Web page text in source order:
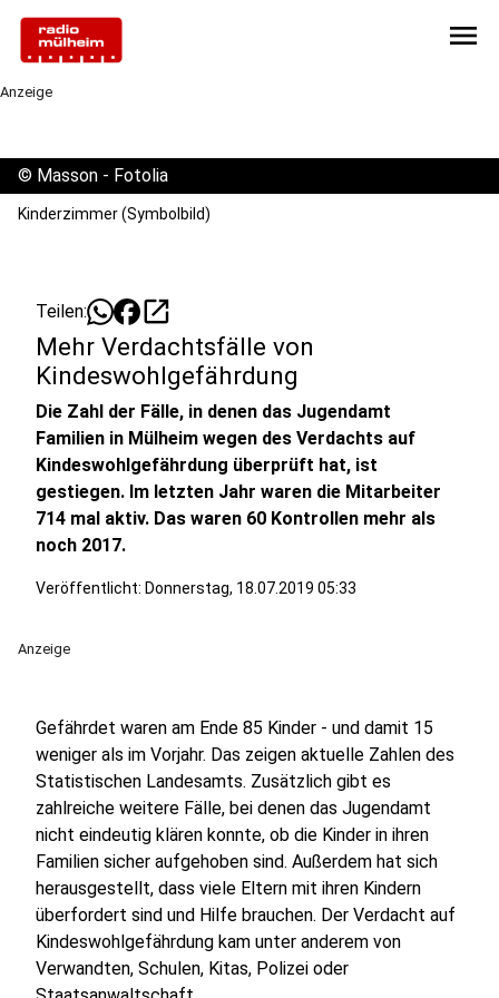
menu
Anzeige
© Masson - Fotolia
Kinderzimmer (Symbolbild)
Teilen: open_in_new
Mehr Verdachtsfälle von
Kindeswohlgefährdung
Die Zahl der Fälle, in denen das Jugendamt
Familien in Mülheim wegen des Verdachts auf
Kindeswohlgefährdung überprüft hat, ist
gestiegen. Im letzten Jahr waren die Mitarbeiter
714 mal aktiv. Das waren 60 Kontrollen mehr als
noch 2017.
Veröffentlicht: Donnerstag, 18.07.2019 05:33
Anzeige
Gefährdet waren am Ende 85 Kinder - und damit 15
weniger als im Vorjahr. Das zeigen aktuelle Zahlen des
Statistischen Landesamts. Zusätzlich gibt es
zahlreiche weitere Fälle, bei denen das Jugendamt
nicht eindeutig klären konnte, ob die Kinder in ihren
Familien sicher aufgehoben sind. Außerdem hat sich
herausgestellt, dass viele Eltern mit ihren Kindern
überfordert sind und Hilfe brauchen. Der Verdacht auf
Kindeswohlgefährdung kam unter anderem von
Verwandten, Schulen, Kitas, Polizei oder